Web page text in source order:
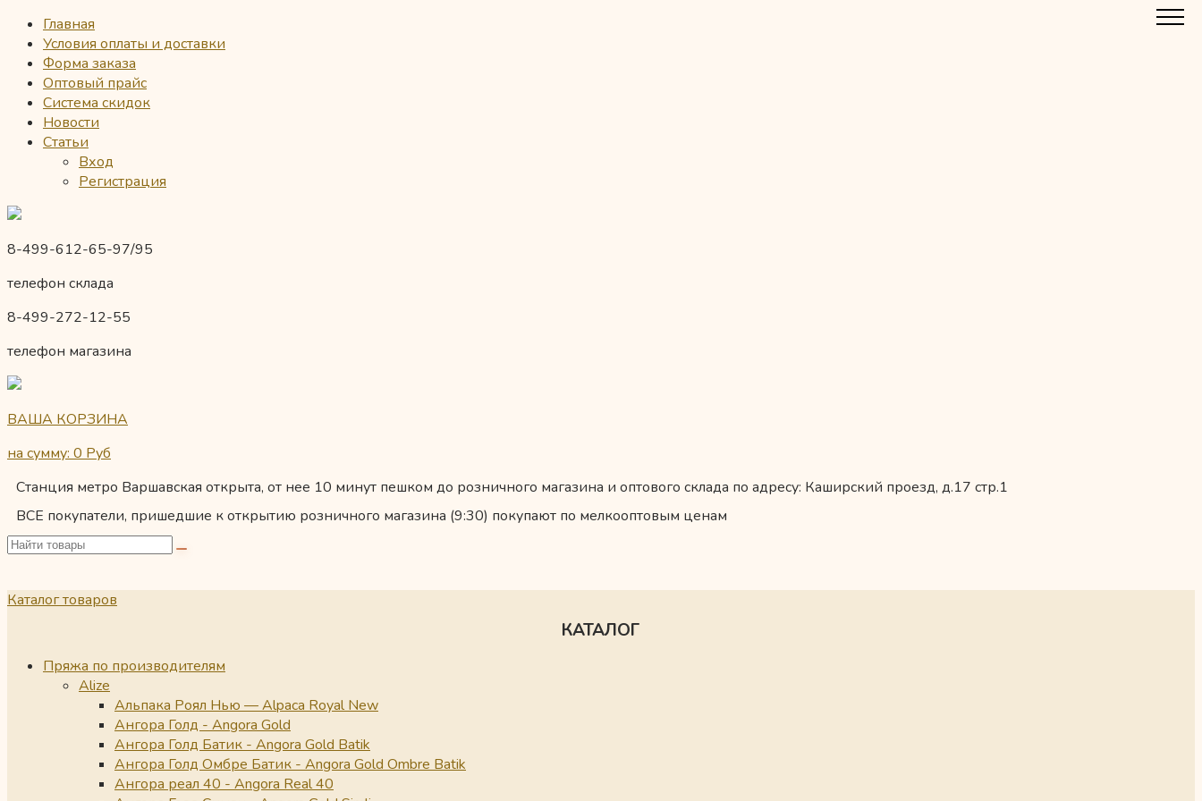
Главная
Условия оплаты и доставки
Форма заказа
Оптовый прайс
Система скидок
Новости
Статьи
Вход
Регистрация
8-499-612-65-97/95
телефон склада
8-499-272-12-55
телефон магазина
ВАША КОРЗИНА
на сумму: 0 Руб
Станция метро Варшавская открыта, от нее 10 минут пешком до розничного магазина и оптового склада по адресу: Каширский проезд, д.17 стр.1
ВСЕ покупатели, пришедшие к открытию розничного магазина (9:30) покупают по мелкооптовым ценам
Каталог товаров
КАТАЛОГ
Пряжа по производителям
Alize
Альпака Роял Нью — Alpaca Royal New
Ангора Голд - Angora Gold
Ангора Голд Батик - Angora Gold Batik
Ангора Голд Омбре Батик - Angora Gold Ombre Batik
Ангора реал 40 - Angora Real 40